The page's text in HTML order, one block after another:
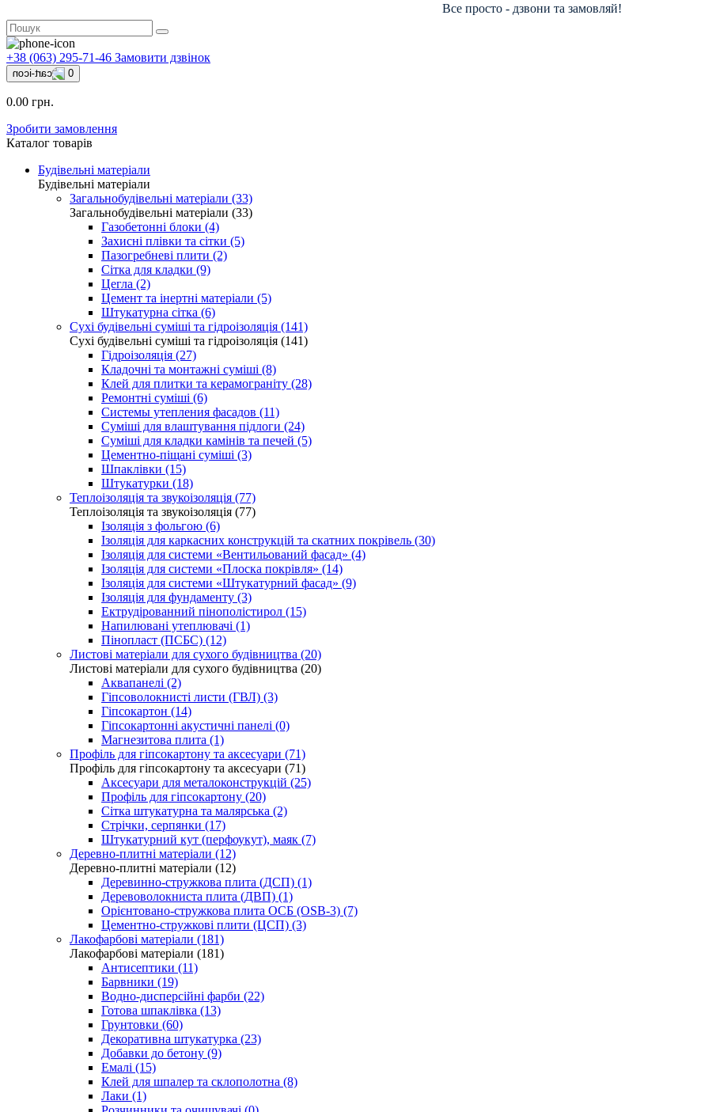
Все просто - дзвони та замовляй!
+38 (063) 295-71-46 Замовити дзвінок
0
0.00 грн.
Зробити замовлення
Каталог товарів
Будівельні матеріали
Будівельні матеріали
Загальнобудівельні матеріали (33)
Загальнобудівельні матеріали (33)
Газобетонні блоки (4)
Захисні плівки та сітки (5)
Пазогребневі плити (2)
Сітка для кладки (9)
Цегла (2)
Цемент та інертні матеріали (5)
Штукатурна сітка (6)
Сухі будівельні суміші та гідроізоляція (141)
Сухі будівельні суміші та гідроізоляція (141)
Гідроізоляція (27)
Кладочні та монтажні суміші (8)
Клей для плитки та керамограніту (28)
Ремонтні суміші (6)
Системы утепления фасадов (11)
Суміші для влаштування підлоги (24)
Суміші для кладки камінів та печей (5)
Цементно-піщані суміші (3)
Шпаклівки (15)
Штукатурки (18)
Теплоізоляція та звукоізоляція (77)
Теплоізоляція та звукоізоляція (77)
Ізоляція з фольгою (6)
Ізоляція для каркасних конструкцій та скатних покрівель (30)
Ізоляція для системи «Вентильований фасад» (4)
Ізоляція для системи «Плоска покрівля» (14)
Ізоляція для системи «Штукатурний фасад» (9)
Ізоляція для фундаменту (3)
Ектрудірованний пінополістирол (15)
Напилювані утеплювачі (1)
Пінопласт (ПСБС) (12)
Листові матеріали для сухого будівництва (20)
Листові матеріали для сухого будівництва (20)
Аквапанелі (2)
Гіпсоволокнисті листи (ГВЛ) (3)
Гіпсокартон (14)
Гіпсокартонні акустичні панелі (0)
Магнезитова плита (1)
Профіль для гіпсокартону та аксесуари (71)
Профіль для гіпсокартону та аксесуари (71)
Аксесуари для металоконструкцій (25)
Профіль для гіпсокартону (20)
Сітка штукатурна та малярська (2)
Стрічки, серпянки (17)
Штукатурний кут (перфоукут), маяк (7)
Деревно-плитні матеріали (12)
Деревно-плитні матеріали (12)
Деревинно-стружкова плита (ДСП) (1)
Деревоволокниста плита (ДВП) (1)
Орієнтовано-стружкова плита ОСБ (OSB-3) (7)
Цементно-стружкові плити (ЦСП) (3)
Лакофарбові матеріали (181)
Лакофарбові матеріали (181)
Антисептики (11)
Барвники (19)
Водно-дисперсійні фарби (22)
Готова шпаклівка (13)
Грунтовки (60)
Декоративна штукатурка (23)
Добавки до бетону (9)
Емалі (15)
Клей для шпалер та склополотна (8)
Лаки (1)